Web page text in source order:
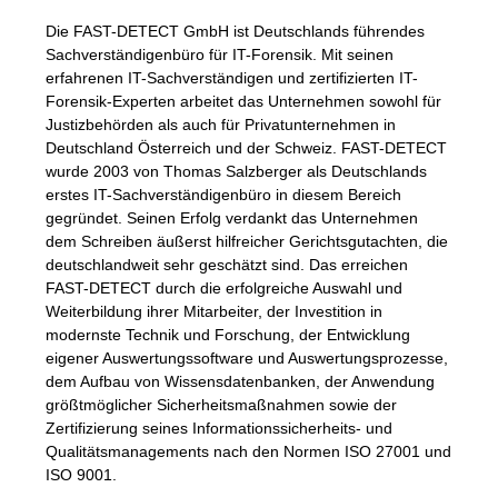
Die FAST-DETECT GmbH ist Deutschlands führendes
Sachverständigenbüro für IT-Forensik. Mit seinen
erfahrenen IT-Sachverständigen und zertifizierten IT-
Forensik-Experten arbeitet das Unternehmen sowohl für
Justizbehörden als auch für Privatunternehmen in
Deutschland Österreich und der Schweiz. FAST-DETECT
wurde 2003 von Thomas Salzberger als Deutschlands
erstes IT-Sachverständigenbüro in diesem Bereich
gegründet. Seinen Erfolg verdankt das Unternehmen
dem Schreiben äußerst hilfreicher Gerichtsgutachten, die
deutschlandweit sehr geschätzt sind. Das erreichen
FAST-DETECT durch die erfolgreiche Auswahl und
Weiterbildung ihrer Mitarbeiter, der Investition in
modernste Technik und Forschung, der Entwicklung
eigener Auswertungssoftware und Auswertungsprozesse,
dem Aufbau von Wissensdatenbanken, der Anwendung
größtmöglicher Sicherheitsmaßnahmen sowie der
Zertifizierung seines Informationssicherheits- und
Qualitätsmanagements nach den Normen ISO 27001 und
ISO 9001.